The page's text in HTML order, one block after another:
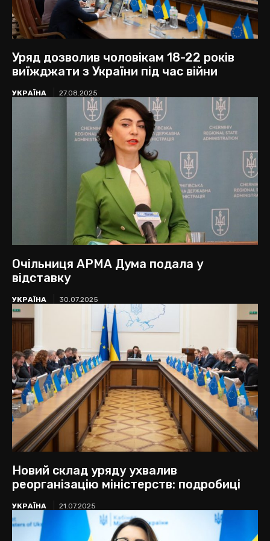
Уряд дозволив чоловікам 18-22 років
виїжджати з України під час війни
УКРАЇНА 27.08.2025
Очільниця АРМА Дума подала у
відставку
УКРАЇНА 30.07.2025
Новий склад уряду ухвалив
реорганізацію міністерств: подробиці
УКРАЇНА 21.07.2025